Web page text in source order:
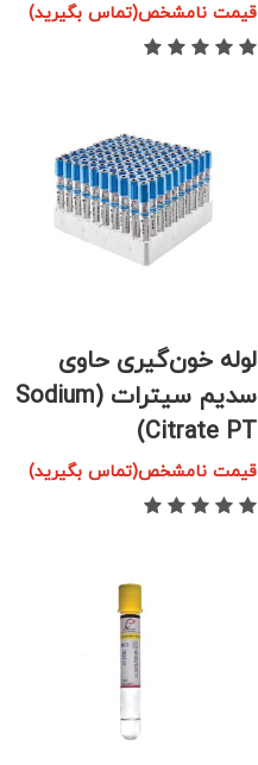
قیمت نامشخص(تماس بگیرید)
لوله خون‌گیری حاوی
سدیم سیترات (Sodium
Citrate PT)
قیمت نامشخص(تماس بگیرید)